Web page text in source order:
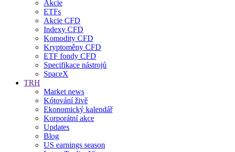
Akcie
ETFs
Akcie CFD
Indexy CFD
Komodity CFD
Kryptoměny CFD
ETF fondy CFD
Specifikace nástrojů
SpaceX
TRH
Market news
Kótování živě
Ekonomický kalendář
Korporátní akce
Updates
Blog
US earnings season